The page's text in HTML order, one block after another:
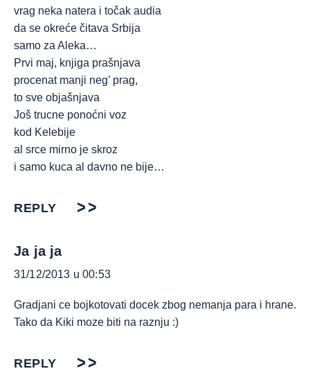
vrag neka natera i točak audia
da se okreće čitava Srbija
samo za Aleka…
Prvi maj, knjiga prašnjava
procenat manji neg’ prag,
to sve objašnjava
Još trucne ponoćni voz
kod Kelebije
al srce mirno je skroz
i samo kuca al davno ne bije…
REPLY
Ja ja ja
31/12/2013 u 00:53
Gradjani ce bojkotovati docek zbog nemanja para i hrane.
Tako da Kiki moze biti na raznju :)
REPLY